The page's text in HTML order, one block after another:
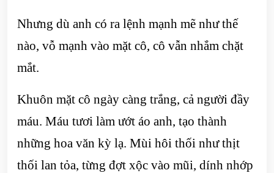
Nhưng dù anh có ra lệnh mạnh mẽ như thế
nào, vỗ mạnh vào mặt cô, cô vẫn nhắm chặt
mắt.
Khuôn mặt cô ngày càng trắng, cả người đầy
máu. Máu tươi làm ướt áo anh, tạo thành
những hoa văn kỳ lạ. Mùi hôi thối như thịt
thối lan tỏa, từng đợt xộc vào mũi, dính nhớp